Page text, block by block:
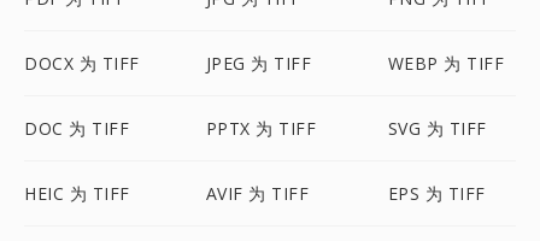
DOCX 为 TIFF JPEG 为 TIFF WEBP 为 TIFF
DOC 为 TIFF PPTX 为 TIFF SVG 为 TIFF
HEIC 为 TIFF AVIF 为 TIFF EPS 为 TIFF